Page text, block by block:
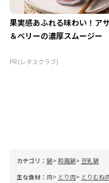
果実感あふれる味わい！ア
＆ベリーの濃厚スムージー
PR (レタスクラブ)
カテゴリ： 鍋 和風鍋
豆乳鍋
主な食材： 肉 とり肉
とりむね